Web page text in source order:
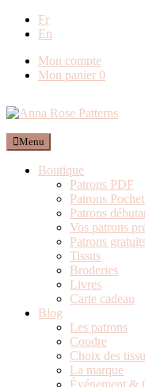
Fr
En
Mon compte
Mon panier 0
Menu
Boutique
Patrons PDF
Patrons
Patrons
Vos patrons
Patrons
Tissus
Broderies
Livres
Carte cadeau
Blog
Les patrons
Coudre
Choix des
La marque
Événement &
Livraison offerte
80€ de